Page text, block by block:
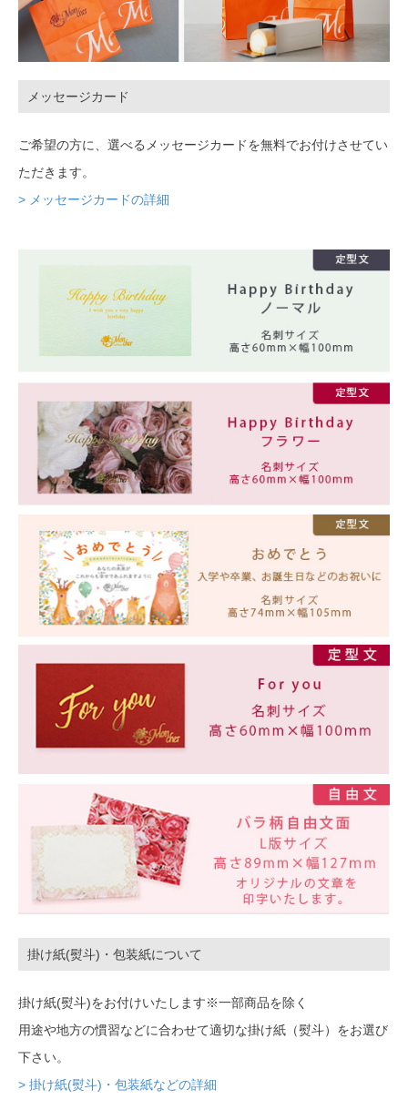
メッセージカード
ご希望の方に、選べるメッセージカードを無料でお付けさせてい
ただきます。
> メッセージカードの詳細
掛け紙(熨斗)・包装紙について
掛け紙(熨斗)をお付けいたします※一部商品を除く
用途や地方の慣習などに合わせて適切な掛け紙（熨斗）をお選び
下さい。
> 掛け紙(熨斗)・包装紙などの詳細